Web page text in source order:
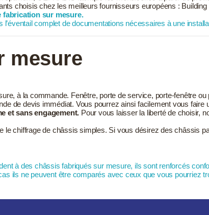
choisis chez les meilleurs fournisseurs européens :
fabrication sur mesure.
complet de documentations nécessaires à une
mesure
à la commande. Fenêtre, porte de service, porte-fenêtre
de devis immédiat. Vous pourrez ainsi facilement vous
et sans engagement. Pour vous laisser la liberté de choisir,
le chiffrage de châssis simples. Si vous désirez des
à des châssis fabriqués sur mesure, ils sont renforcés
ils ne peuvent être comparés avec ceux que vous pourriez